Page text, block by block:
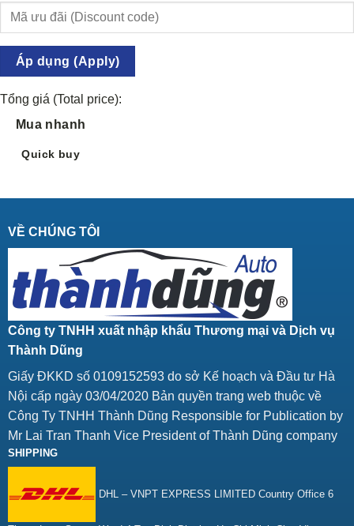
Áp dụng (Apply)
Tổng giá (Total price):
Mua nhanh
Quick buy
VỀ CHÚNG TÔI
Công ty TNHH xuất nhập khẩu Thương mại và Dịch vụ
Thành Dũng
Giấy ĐKKD số 0109152593 do sở Kế hoạch và Đầu tư Hà
Nội cấp ngày 03/04/2020 Bản quyền trang web thuộc về
Công Ty TNHH Thành Dũng Responsible for Publication by
Mr Lai Tran Thanh Vice President of Thành Dũng company
SHIPPING
DHL – VNPT EXPRESS LIMITED Country Office 6